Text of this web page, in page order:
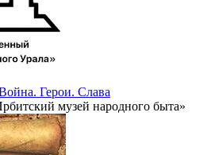
Герои. Слава
музей народного быта»